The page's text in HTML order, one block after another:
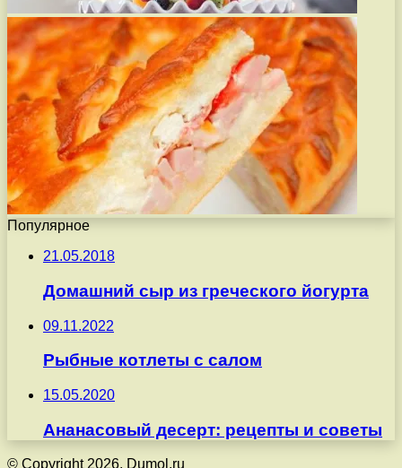
Популярное
21.05.2018
Домашний сыр из греческого йогурта
09.11.2022
Рыбные котлеты с салом
15.05.2020
Ананасовый десерт: рецепты и советы
© Copyright 2026, Dumol.ru